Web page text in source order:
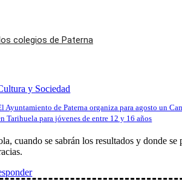
colegios de Paterna
y Sociedad
Ayuntamiento de Paterna organiza para agosto un
Tarihuela para jóvenes de entre 12 y 16 años
cuando se sabrán los resultados y donde se